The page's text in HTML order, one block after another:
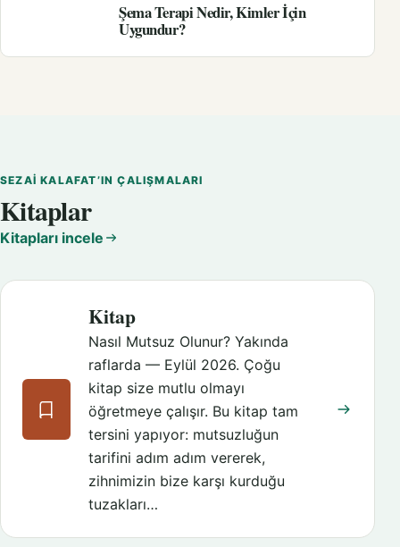
Şema Terapi Nedir, Kimler İçin
Uygundur?
SEZAI KALAFAT’IN ÇALIŞMALARI
Kitaplar
Kitapları incele
Kitap
Nasıl Mutsuz Olunur? Yakında
raflarda — Eylül 2026. Çoğu
kitap size mutlu olmayı
öğretmeye çalışır. Bu kitap tam
tersini yapıyor: mutsuzluğun
tarifini adım adım vererek,
zihnimizin bize karşı kurduğu
tuzakları…